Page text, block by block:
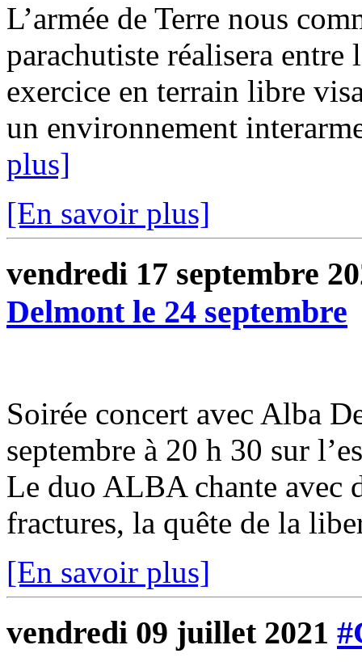
L’armée de Terre nous
parachutiste réalisera
exercice en terrain libre
un environnement
plus]
[En savoir plus]
vendredi 17 septembre
Delmont le 24 septembre
Soirée concert avec Alba
septembre à 20 h 30 sur
Le duo ALBA chante avec
fractures, la quête de la
[En savoir plus]
vendredi 09 juillet 2021